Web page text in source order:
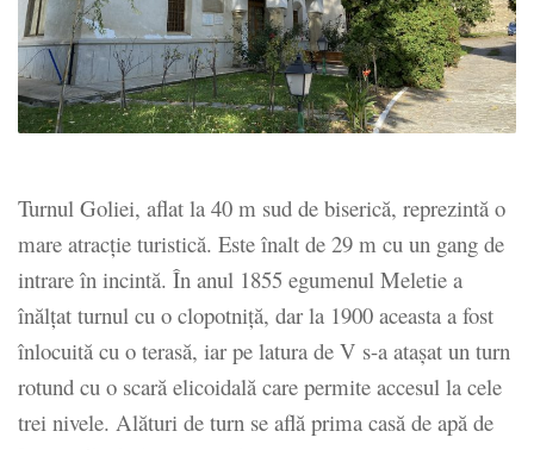
Turnul Goliei, aflat la 40 m sud de biserică, reprezintă o
mare atracție turistică. Este înalt de 29 m cu un gang de
intrare în incintă. În anul 1855 egumenul Meletie a
înălțat turnul cu o clopotniță, dar la 1900 aceasta a fost
înlocuită cu o terasă, iar pe latura de V s-a atașat un turn
rotund cu o scară elicoidală care permite accesul la cele
trei nivele. Alături de turn se află prima casă de apă de